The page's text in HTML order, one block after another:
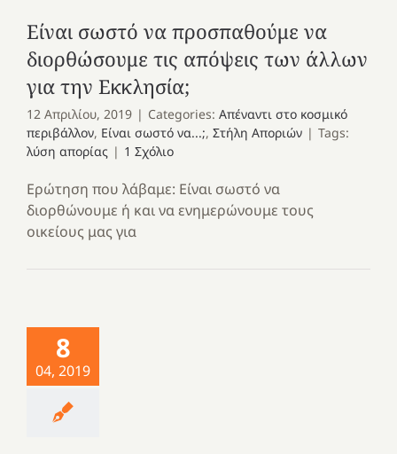
Είναι σωστό να προσπαθούμε να
διορθώσουμε τις απόψεις των άλλων
για την Εκκλησία;
12 Απριλίου, 2019 | Categories: Απέναντι στο κοσμικό
περιβάλλον, Είναι σωστό να...;, Στήλη Αποριών | Tags:
λύση απορίας | 1 Σχόλιο
Ερώτηση που λάβαμε: Είναι σωστό να
διορθώνουμε ή και να ενημερώνουμε τους
οικείους μας για
8
04, 2019